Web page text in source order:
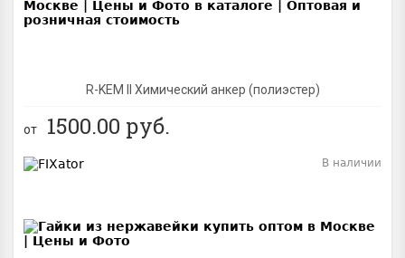
R-KEM II Химический анкер (полиэстер)
от 1500.00 руб.
В наличии